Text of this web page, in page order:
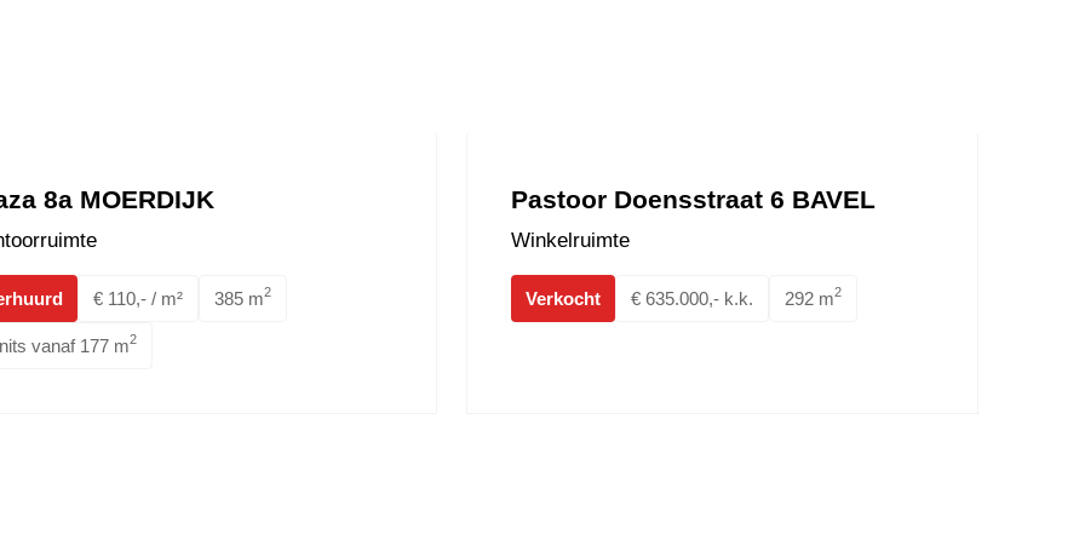
8a MOERDIJK
€ 110,- / m² 385 m2
vanaf 177 m2
Pastoor Doensstraat 6 BAVEL
Winkelruimte
Verkocht € 635.000,- k.k. 292 m2